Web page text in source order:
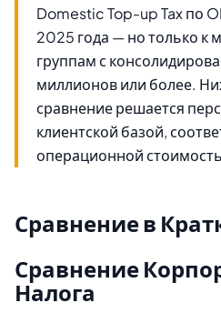
Domestic Top-up Tax по
2025 года — но только к
группам с
миллионов или более.
сравнение решается
клиентской базой,
операционной
Сравнение в
Сравнение
Налога